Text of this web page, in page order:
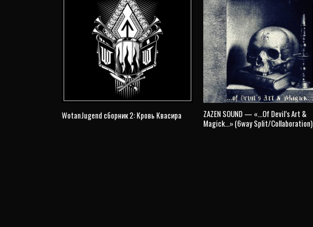
WotanJugend сборник 2: Кровь Квасира
ZAZEN SOUND — «…Of Devil’s Art &
Magick…» (6way Split/Collaboration)